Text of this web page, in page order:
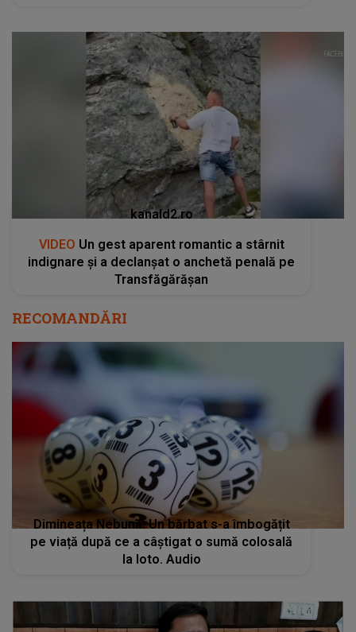
kanald2.ro
VIDEO Un gest aparent romantic a stârnit
indignare și a declanșat o anchetă penală pe
Transfăgărășan
RECOMANDĂRI
Dimineața Nebună. Un bărbat s-a îmbogățit
pe viață după ce a câștigat o sumă colosală
la loto. Audio